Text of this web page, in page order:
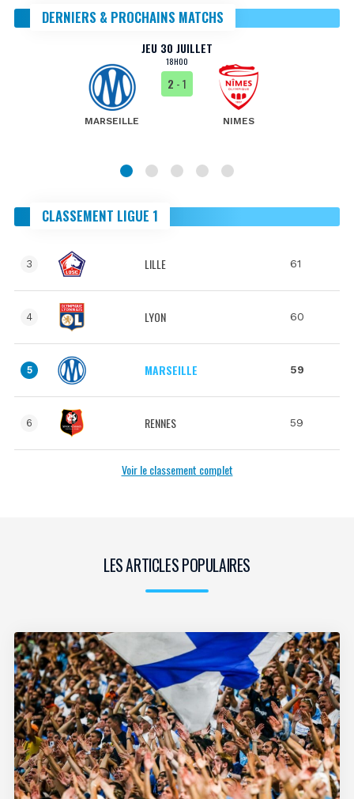
DERNIERS & PROCHAINS MATCHS
JEU 30 JUILLET
18H00
MARSEILLE
2 - 1
NIMES
CLASSEMENT LIGUE 1
3 LILLE 61
4 LYON 60
5 MARSEILLE 59
6 RENNES 59
Voir le classement complet
LES ARTICLES POPULAIRES